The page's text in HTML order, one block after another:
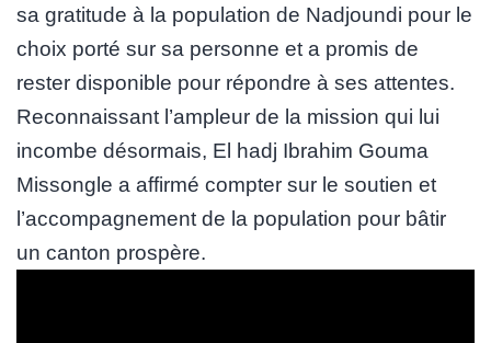
sa gratitude à la population de Nadjoundi pour le
choix porté sur sa personne et a promis de
rester disponible pour répondre à ses attentes.
Reconnaissant l’ampleur de la mission qui lui
incombe désormais, El hadj Ibrahim Gouma
Missongle a affirmé compter sur le soutien et
l’accompagnement de la population pour bâtir
un canton prospère.